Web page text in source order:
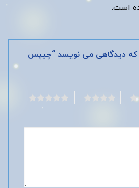
است.
که دیدگاهی می نویسد “چیپس